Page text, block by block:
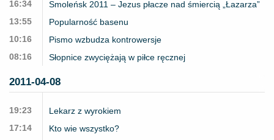
16:34
Smoleńsk 2011 – Jezus płacze nad śmiercią „Łazarza”
13:55
Popularność basenu
10:16
Pismo wzbudza kontrowersje
08:16
Słopnice zwyciężają w piłce ręcznej
2011-04-08
19:23
Lekarz z wyrokiem
17:14
Kto wie wszystko?